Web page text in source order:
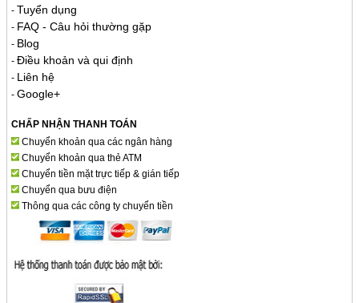
- Tuyển dụng
- FAQ - Câu hỏi thường gặp
- Blog
- Điều khoản và qui định
- Liên hệ
- Google+
CHẤP NHẬN THANH TOÁN
Chuyển khoản qua các ngân hàng
Chuyển khoản qua thẻ ATM
Chuyển tiền mặt trực tiếp & gián tiếp
Chuyển qua bưu điện
Thông qua các công ty chuyển tiền